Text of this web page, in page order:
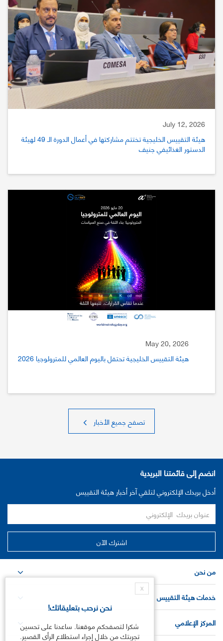
July 12, 2026
هيئة التقييس الخليجية تختتم مشاركتها في أعمال الدورة الـ 49 لهيئة
الدستور الغذائيفي جنيف
May 20, 2026
هيئة التقييس الخليجية تحتفل باليوم العالمي للمترولوجيا 2026
تصفح جميع الأخبار
انضم إلى قائمتنا البريدية
أدخل بريدك الإلكتروني لتلقي آخر أخبار هيئة التقييس
من نحن
خدمات هيئة التقييس
المركز الإعلامي
X
نحن نرحب بتعليقاتك!
شكرا لتصفحكم موقعنا. ساعدنا على تحسين
تجربتك من خلال إجراء استطلاع الرأي القصير.